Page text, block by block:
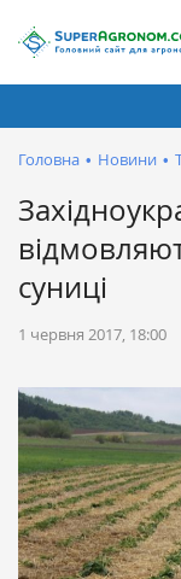
Головна • Новини •
суниці
1 червня 2017, 18:00